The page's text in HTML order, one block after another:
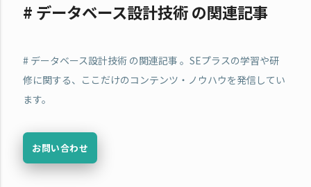
# データベース設計技術 の関連記事
# データベース設計技術 の関連記事 。SEプラスの学習や研
修に関する、ここだけのコンテンツ・ノウハウを発信してい
ます。
お問い合わせ